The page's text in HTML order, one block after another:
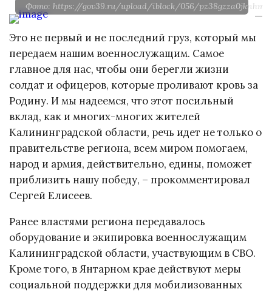
Фото: https://gov39.ru/upload/iblock/056/
—
Это не первый и не последний груз, который мы
передаем нашим военнослужащим. Самое
главное для нас, чтобы они берегли жизни
солдат и офицеров, которые проливают кровь за
Родину. И мы надеемся, что этот посильный
вклад, как и многих-многих жителей
Калининградской области, речь идет не только о
правительстве региона, всем миром помогаем,
народ и армия, действительно, едины, поможет
приблизить нашу победу, – прокомментировал
Сергей Елисеев.
Ранее властями региона передавалось
оборудование и экипировка военнослужащим
Калининградской области, участвующим в СВО.
Кроме того, в Янтарном крае действуют меры
социальной поддержки для мобилизованных